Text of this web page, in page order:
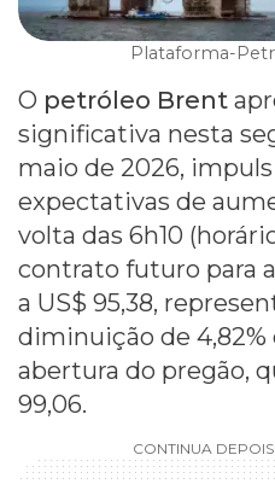
Plataforma-
O petróleo Brent
significativa nesta
maio de 2026,
expectativas de
volta das 6h10
contrato futuro para
a US$ 95,38,
diminuição de 4,82%
abertura do pregão,
99,06.
CONTINUA